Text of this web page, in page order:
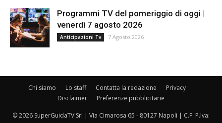
Programmi TV del pomeriggio di oggi |
venerdì 7 agosto 2026
Anticipazioni Tv 7 Agosto 2026
Chi siamo Lo staff Contatta la redazione
Privacy
Disclaimer
Preferenze pubblicitarie
© 2026 SuperGuidaTV Srl | Via Cimarosa 65 - 80127 Napoli | C.F. P.Iva: